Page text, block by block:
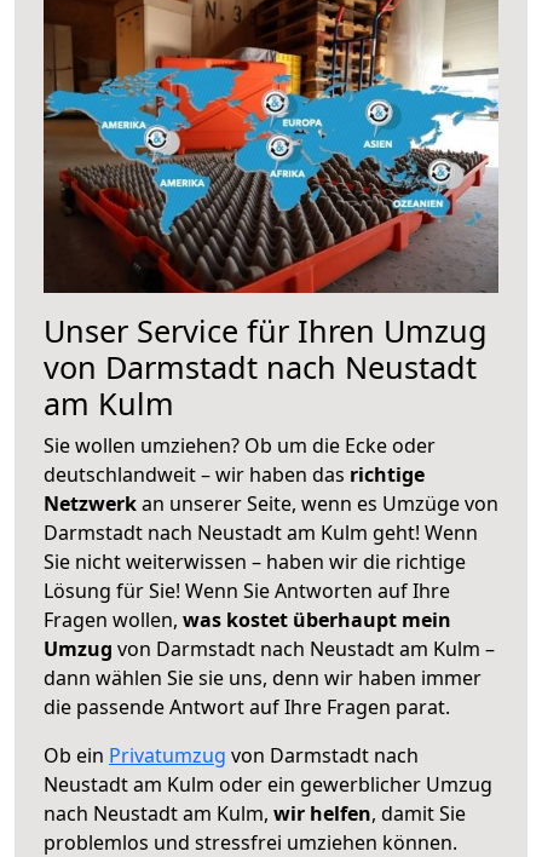
Unser Service für Ihren Umzug
von Darmstadt nach Neustadt
am Kulm
Sie wollen umziehen? Ob um die Ecke oder
deutschlandweit – wir haben das richtige
Netzwerkan unserer Seite, wenn es Umzüge von
Darmstadt nach Neustadt am Kulm geht! Wenn
Sie nicht weiterwissen – haben wir die richtige
Lösung für Sie! Wenn Sie Antworten auf Ihre
Fragen wollen, was kostet überhaupt mein
Umzug von Darmstadt nach Neustadt am Kulm –
dann wählen Sie sie uns, denn wir haben immer
die passende Antwort auf Ihre Fragen parat.
Ob ein Privatumzug von Darmstadt nach
Neustadt am Kulm oder ein gewerblicher Umzug
nach Neustadt am Kulm, wir helfen, damit Sie
problemlos und stressfrei umziehen können.